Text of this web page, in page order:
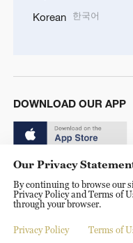
Korean 한국어
DOWNLOAD OUR APP
© China Radio
Shijingshan Road, Beijing,
Our Privacy
By continuing to browse our
Privacy Policy and Terms of
through your browser.
Privacy Policy Terms of